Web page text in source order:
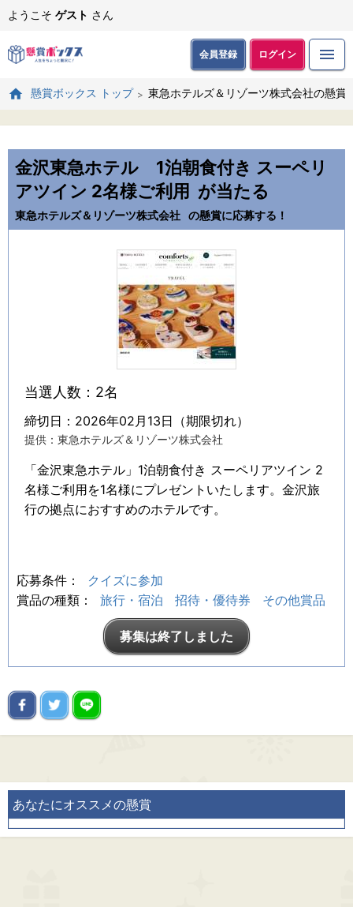
ようこそ ゲスト さん
会員登録 ログイン
懸賞ボックス トップ 東急ホテルズ＆リゾーツ株式会社の懸賞
金沢東急ホテル 1泊朝食付き スーペリ
アツイン 2名様ご利用 が当たる
東急ホテルズ＆リゾーツ株式会社 の懸賞に応募する！
当選人数：2名
締切日：2026年02月13日（期限切れ）
提供：東急ホテルズ＆リゾーツ株式会社
「金沢東急ホテル」1泊朝食付き スーペリアツイン 2
名様ご利用を1名様にプレゼントいたします。金沢旅
行の拠点におすすめのホテルです。
応募条件：
クイズに参加
賞品の種類：
旅行・宿泊 招待・優待券 その他賞品
募集は終了しました
あなたにオススメの懸賞